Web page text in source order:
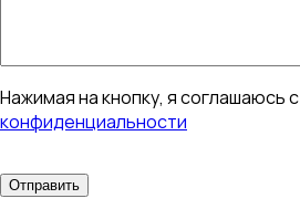
Нажимая на кнопку, я соглашаюсь с
конфиденциальности